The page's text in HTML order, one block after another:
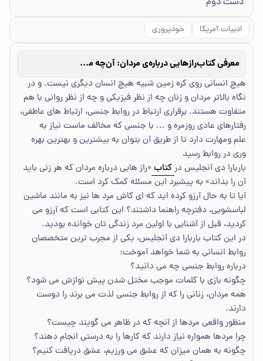
ادبیات آمریکا خودپروری
معرفی کتاب رازهایی درباره‌ی مردان: آن‌چه می‌بایست هر زنی بداند: سردکننده‌های جنسی چیستند؟
هیچ انسانی روی کره زمین شبیه هیچ انسان دیگری نیست. و در
نگاه بالاتر مردان و زنان چه از نظر فیزیکی و چه از نظر روانی با هم
متفاوت هستند. برقراری ارتباط در روابط جنسی، ارتباط های عاطفی،
رفتارهای عادی روزمره و ... با جنسی که مخالف ماست نیاز به
علم ومهارت دارد تا از طریق آن بتوان به بیشترین و بهترین بهره
وری در روابط رسید
باربارا دی آنجلیس درکتاب «راز هایی درباره مردان که هر زنی باید
آن را بداند» به پیشبرد این مسئله کمک کرد است.
آیا تا به حال آرزو کرده اید که ای کاش مرد ها نیز به مانند ماشین
لباسشویی، دفترچه راهنما داشتند؟ این کتابی است که آرزو می
کردید، قبل از آشنایی با اولین مرد زندگی تان خوانده بودید.
در این کتاب باربارا دی آنجلیس، یکی از مجرب ترین متخصصان
روابط انسانی به شما خواهد آموخت:
درباره روابط جنسی چه می دانید؟
چگونه بازی با کلمات موجب مختل شدن پیش نوازش می شود؟
همه مردان، زنانی را که از روابط جنسی لذت می برند را دوست
دارند.
منظور واقعی مردها از آنچه که در ظاهر می گویند چیست؟
چرا مردها همواره نیاز دارند که کارها را به درستی انجام دهند؟
چگونه به همان میزان که عشق می ورزیم، عشق دریافت کنیم؟